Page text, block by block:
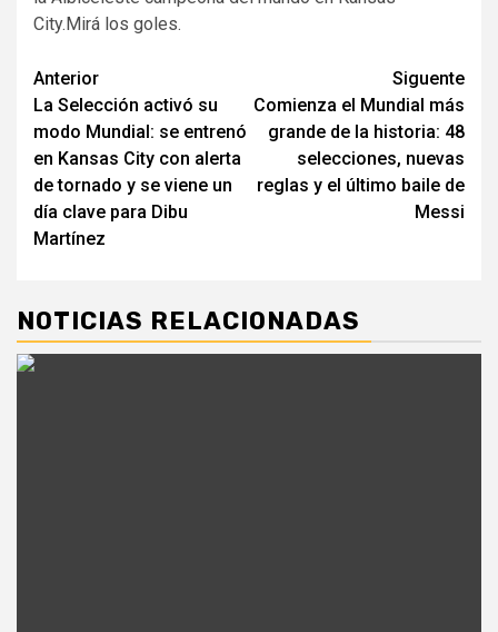
City.Mirá los goles.
Navegación
de
entradas
Anterior
La Selección activó su
modo Mundial: se entrenó
en Kansas City con alerta
de tornado y se viene un
día clave para Dibu
Martínez
Siguente
Comienza el Mundial más
grande de la historia: 48
selecciones, nuevas
reglas y el último baile de
Messi
NOTICIAS RELACIONADAS